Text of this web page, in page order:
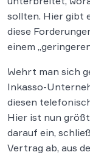
sollten. Hier gibt
diese
einem
Wehrt man sich
Inkasso-
diesen
Hier ist nun
darauf ein,
Vertrag ab, aus